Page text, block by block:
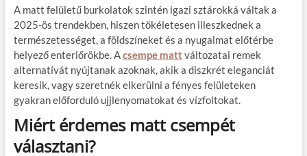
A matt felületű burkolatok szintén igazi sztárokká váltak a
2025-ös trendekben, hiszen tökéletesen illeszkednek a
természetességet, a földszíneket és a nyugalmat előtérbe
helyező enteriőrökbe. Acsempe mattváltozatai remek
alternatívát nyújtanak azoknak, akik a diszkrét eleganciát
keresik, vagy szeretnék elkerülni a fényes felületeken
gyakran előforduló ujjlenyomatokat és vízfoltokat.
Miért érdemes matt csempét
választani?